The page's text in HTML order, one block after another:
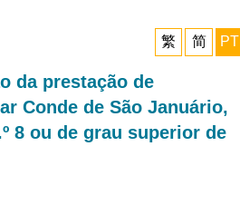
繁 简 PT
da prestação de
Conde de São Januário,
8 ou de grau superior de